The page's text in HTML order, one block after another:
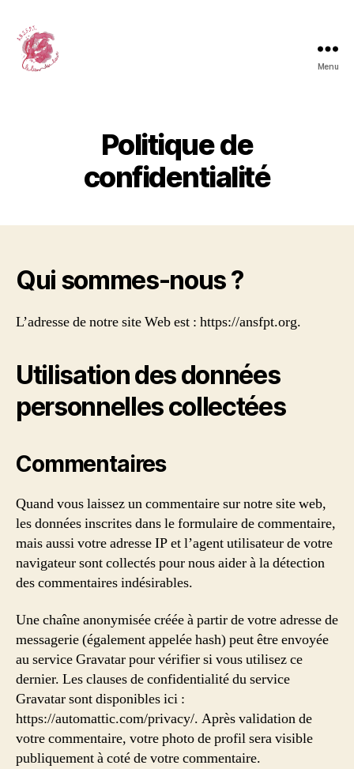
Menu
Politique de
confidentialité
Qui sommes-nous ?
L’adresse de notre site Web est : https://ansfpt.org.
Utilisation des données
personnelles collectées
Commentaires
Quand vous laissez un commentaire sur notre site web,
les données inscrites dans le formulaire de commentaire,
mais aussi votre adresse IP et l’agent utilisateur de votre
navigateur sont collectés pour nous aider à la détection
des commentaires indésirables.
Une chaîne anonymisée créée à partir de votre adresse de
messagerie (également appelée hash) peut être envoyée
au service Gravatar pour vérifier si vous utilisez ce
dernier. Les clauses de confidentialité du service
Gravatar sont disponibles ici :
https://automattic.com/privacy/. Après validation de
votre commentaire, votre photo de profil sera visible
publiquement à coté de votre commentaire.